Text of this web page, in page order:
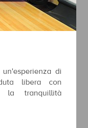
di
libera con
la tranquillità